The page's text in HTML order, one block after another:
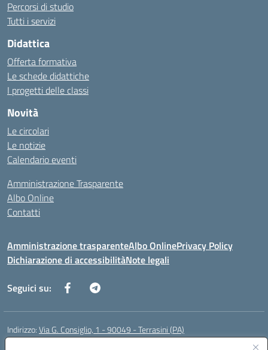
Percorsi di studio
Tutti i servizi
Didattica
Offerta formativa
Le schede didattiche
I progetti delle classi
Novità
Le circolari
Le notizie
Calendario eventi
Amministrazione Trasparente
Albo Online
Contatti
Amministrazione trasparenteAlbo OnlinePrivacy Policy
Dichiarazione di accessibilitàNote legali
Seguici su:
Indirizzo:Via G. Consiglio, 1 - 90049 - Terrasini (PA)
Centralino: